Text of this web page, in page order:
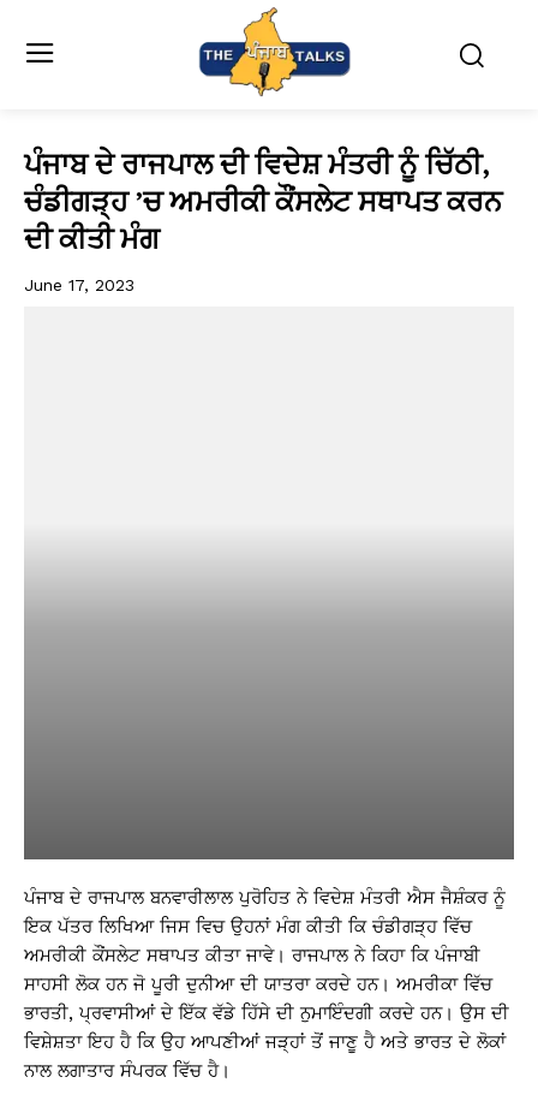
ਪੰਜਾਬ ਦੇ ਰਾਜਪਾਲ ਦੀ ਵਿਦੇਸ਼ ਮੰਤਰੀ ਨੂੰ ਚਿੱਠੀ,
ਚੰਡੀਗੜ੍ਹ ’ਚ ਅਮਰੀਕੀ ਕੌਂਸਲੇਟ ਸਥਾਪਤ ਕਰਨ
ਦੀ ਕੀਤੀ ਮੰਗ
June 17, 2023
ਪੰਜਾਬ ਦੇ ਰਾਜਪਾਲ ਬਨਵਾਰੀਲਾਲ ਪੁਰੋਹਿਤ ਨੇ ਵਿਦੇਸ਼ ਮੰਤਰੀ ਐਸ ਜੈਸ਼ੰਕਰ ਨੂੰ
ਇਕ ਪੱਤਰ ਲਿਖਿਆ ਜਿਸ ਵਿਚ ਉਹਨਾਂ ਮੰਗ ਕੀਤੀ ਕਿ ਚੰਡੀਗੜ੍ਹ ਵਿੱਚ
ਅਮਰੀਕੀ ਕੌਂਸਲੇਟ ਸਥਾਪਤ ਕੀਤਾ ਜਾਵੇ। ਰਾਜਪਾਲ ਨੇ ਕਿਹਾ ਕਿ ਪੰਜਾਬੀ
ਸਾਹਸੀ ਲੋਕ ਹਨ ਜੋ ਪੂਰੀ ਦੁਨੀਆ ਦੀ ਯਾਤਰਾ ਕਰਦੇ ਹਨ। ਅਮਰੀਕਾ ਵਿੱਚ
ਭਾਰਤੀ, ਪ੍ਰਵਾਸੀਆਂ ਦੇ ਇੱਕ ਵੱਡੇ ਹਿੱਸੇ ਦੀ ਨੁਮਾਇੰਦਗੀ ਕਰਦੇ ਹਨ। ਉਸ ਦੀ
ਵਿਸ਼ੇਸ਼ਤਾ ਇਹ ਹੈ ਕਿ ਉਹ ਆਪਣੀਆਂ ਜੜ੍ਹਾਂ ਤੋਂ ਜਾਣੂ ਹੈ ਅਤੇ ਭਾਰਤ ਦੇ ਲੋਕਾਂ
ਨਾਲ ਲਗਾਤਾਰ ਸੰਪਰਕ ਵਿੱਚ ਹੈ।